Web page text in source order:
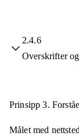
2.4.6
Overskrifter
Prinsipp 3.
Målet med